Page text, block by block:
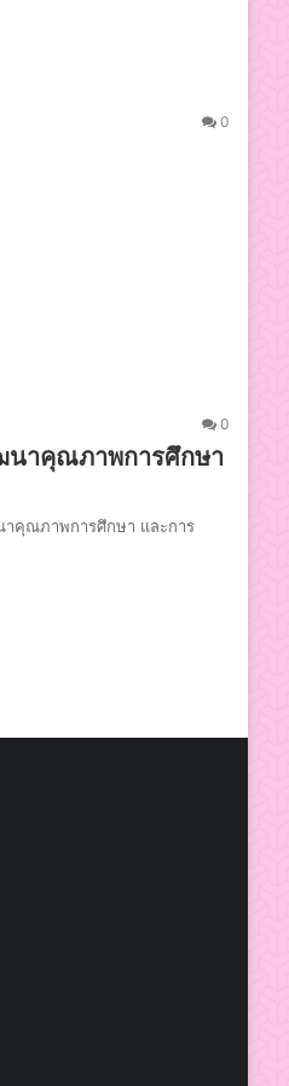
0
0
นาคุณภาพการศึกษา
าคุณภาพการศึกษา และการ